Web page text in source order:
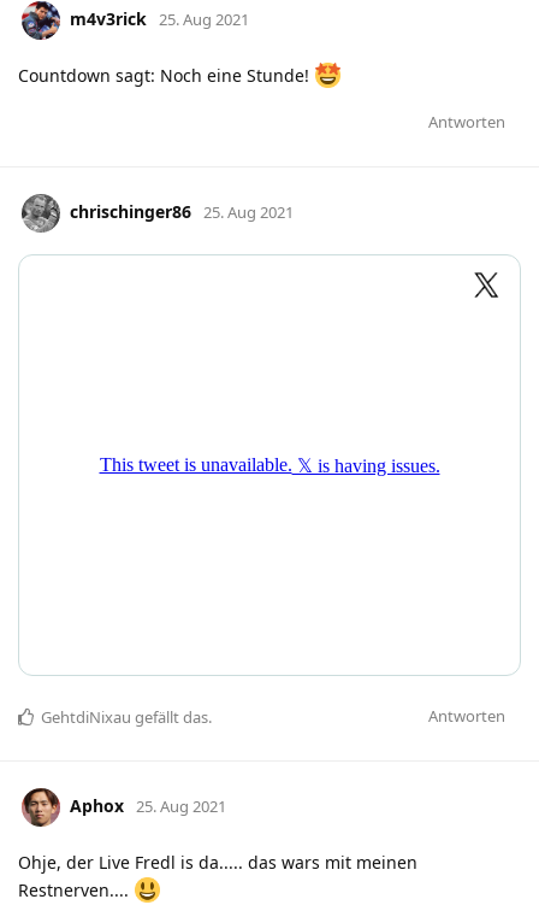
m4v3rick 25. Aug 2021
Countdown sagt: Noch eine Stunde!
Antworten
chrischinger86 25. Aug 2021
Antworten
GehtdiNixau gefällt das.
Aphox 25. Aug 2021
Ohje, der Live Fredl is da..... das wars mit meinen
Restnerven....